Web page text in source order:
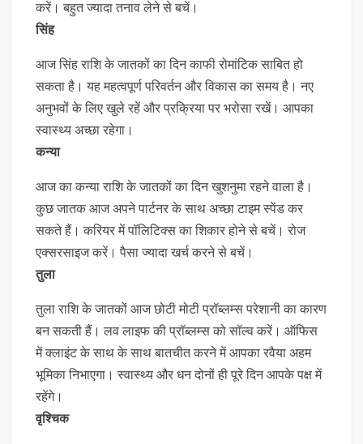
करें। बहुत ज्यादा तनाव लेने से बचें।
सिंह
आज सिंह राशि के जातकों का दिन काफी रोमांटिक साबित हो
सकता है। यह महत्वपूर्ण परिवर्तन और विकास का समय है। नए
अनुभवों के लिए खुले रहें और प्रक्रिया पर भरोसा रखें। आपका
स्वास्थ्य अच्छा रहेगा।
कन्या
आज का कन्या राशि के जातकों का दिन खुशनुमा रहने वाला है।
कुछ जातक आज अपने पार्टनर के साथ अच्छा टाइम स्पेंड कर
सकते हैं। करियर में पॉलिटिक्स का शिकार होने से बचें। रोज
एक्सरसाइज करें। पैसा ज्यादा खर्च करने से बचें।
तुला
तुला राशि के जातकों आज छोटी मोटी प्रॉब्लम्स परेशानी का कारण
बन सकती हैं। लव लाइफ की प्रॉब्लम्स को सॉल्व करें। ऑफिस
में क्लाइंट के साथ के साथ बातचीत करने में आपका रवैया अहम
भूमिका निभाएगा। स्वास्थ्य और धन दोनों ही पूरे दिन आपके पक्ष में
रहेंगे।
वृश्चिक